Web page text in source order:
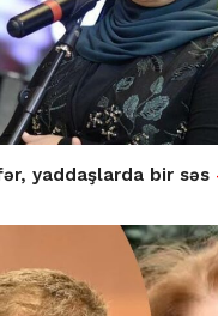
yaddaşlarda bir səs